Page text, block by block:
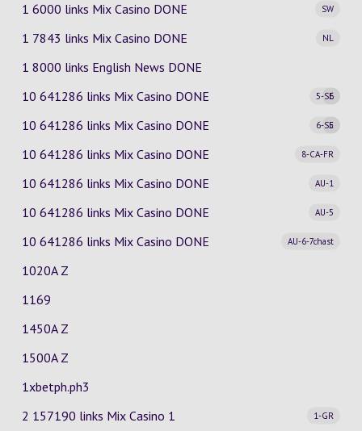
1 6000 links Mix Casino
SW
DONE
1 7843 links Mix Casino
NL
DONE
1 8000 links English News DONE
10 641286 links Mix Casino
5-SE
6
DONE
10 641286 links Mix Casino
6-SE
5
DONE
10 641286 links Mix Casino
8-CA-FR
DONE
10 641286 links Mix Casino
AU-1
DONE
10 641286 links Mix Casino
AU-5
DONE
10 641286 links Mix Casino
AU-6-7chast
DONE
1020A Z
1169
1450A Z
1500A Z
1xbetph.ph3
2 157190 links Mix Casino
1-GR
1